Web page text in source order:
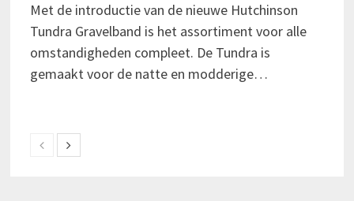
Met de introductie van de nieuwe Hutchinson
Tundra Gravelband is het assortiment voor alle
omstandigheden compleet. De Tundra is
gemaakt voor de natte en modderige…